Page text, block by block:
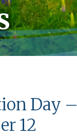
Day –
12